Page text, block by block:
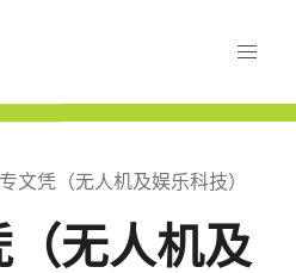
文凭（无人机及娱乐科技）
无人机及